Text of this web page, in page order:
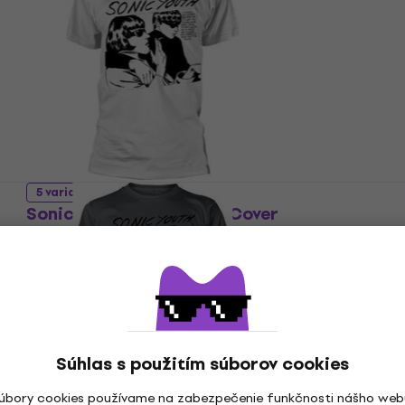
Súhlas s použitím súborov cookies
cookies používame na zabezpečenie funkčnosti nášho
5 variantov
Sonic Youth Goo Album Cover
5 variantov